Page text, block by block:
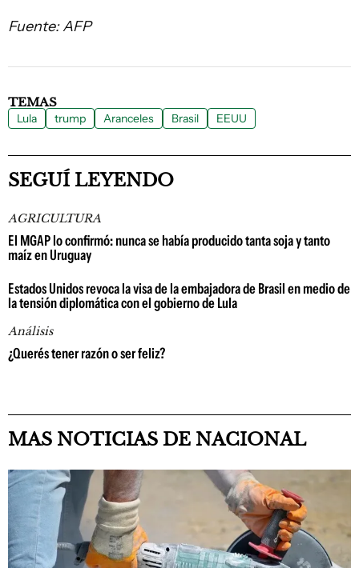
Fuente: AFP
TEMAS
Lula trump Aranceles Brasil EEUU
SEGUÍ LEYENDO
AGRICULTURA
El MGAP lo confirmó: nunca se había producido tanta soja y tanto
maíz en Uruguay
Estados Unidos revoca la visa de la embajadora de Brasil en medio de
la tensión diplomática con el gobierno de Lula
Análisis
¿Querés tener razón o ser feliz?
MAS NOTICIAS DE NACIONAL